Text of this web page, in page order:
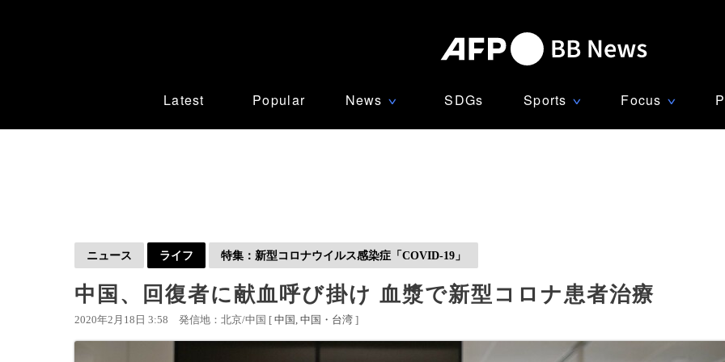
Latest Popular News ∨ SDGs Sports ∨ Focus ∨
ニュース ライフ 特集：新型コロナウイルス感染症「COVID-19」
中国、回復者に献血呼び掛け 血漿で新型コロナ患者治療
2020年2月18日 3:58 発信地：北京/中国 [ 中国 中国・台湾 ]